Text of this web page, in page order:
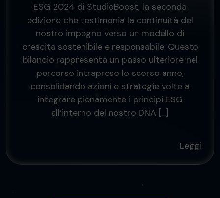
ESG 2024 di StudioBoost, la seconda
edizione che testimonia la continuità del
nostro impegno verso un modello di
crescita sostenibile e responsabile. Questo
bilancio rappresenta un passo ulteriore nel
percorso intrapreso lo scorso anno,
consolidando azioni e strategie volte a
integrare pienamente i principi ESG
all’interno del nostro DNA […]
Leggi